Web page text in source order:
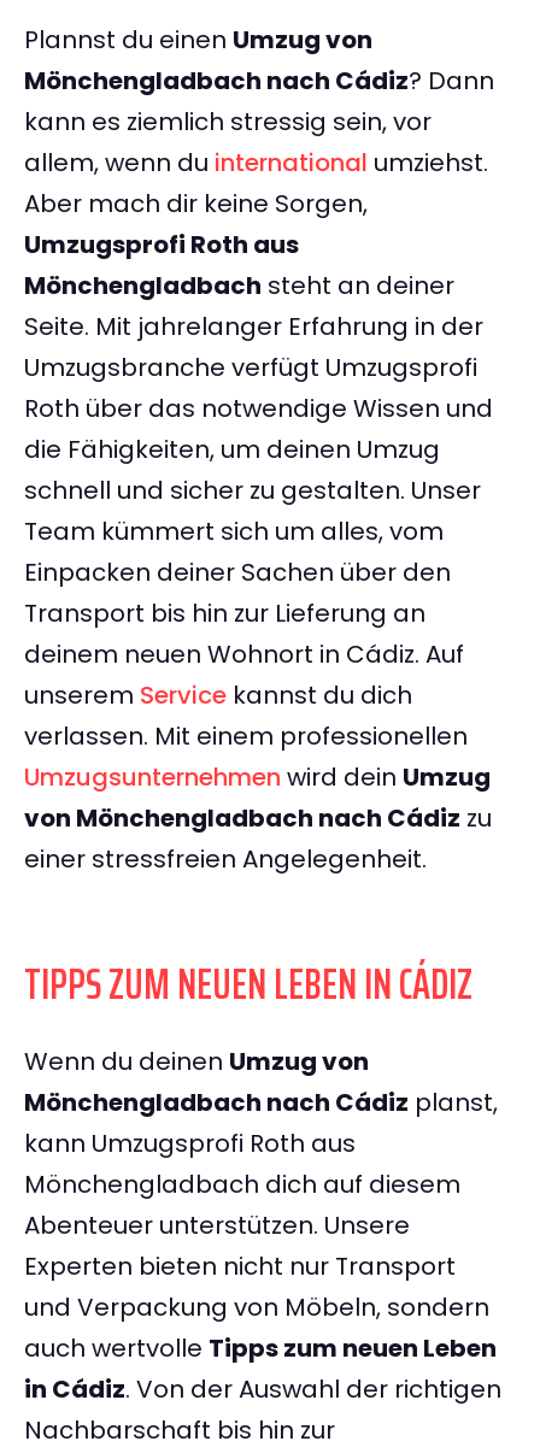
Plannst du einen Umzug von
Mönchengladbach nach Cádiz? Dann
kann es ziemlich stressig sein, vor
allem, wenn du international umziehst.
Aber mach dir keine Sorgen,
Umzugsprofi Roth aus
Mönchengladbach steht an deiner
Seite. Mit jahrelanger Erfahrung in der
Umzugsbranche verfügt Umzugsprofi
Roth über das notwendige Wissen und
die Fähigkeiten, um deinen Umzug
schnell und sicher zu gestalten. Unser
Team kümmert sich um alles, vom
Einpacken deiner Sachen über den
Transport bis hin zur Lieferung an
deinem neuen Wohnort in Cádiz. Auf
unserem Service kannst du dich
verlassen. Mit einem professionellen
Umzugsunternehmen wird dein Umzug
von Mönchengladbach nach Cádiz zu
einer stressfreien Angelegenheit.
TIPPS ZUM NEUEN LEBEN IN CÁDIZ
Wenn du deinen Umzug von
Mönchengladbach nach Cádiz planst,
kann Umzugsprofi Roth aus
Mönchengladbach dich auf diesem
Abenteuer unterstützen. Unsere
Experten bieten nicht nur Transport
und Verpackung von Möbeln, sondern
auch wertvolle Tipps zum neuen Leben
in Cádiz. Von der Auswahl der richtigen
Nachbarschaft bis hin zur